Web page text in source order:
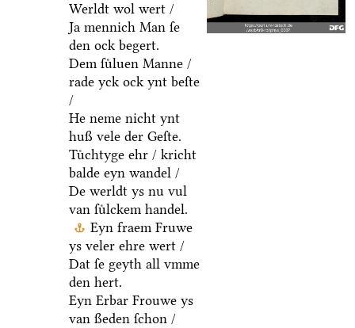
Werldt wol wert /
Ja mennich Man ſe
den ock begert.
Dem ſuͤluen Manne /
rade yck ock ynt beſte
/
He neme nicht ynt
huß vele der Geſte.
Tuͤchtyge ehr / kricht
balde eyn wandel /
De werldt ys nu vul
van ſuͤlckem handel.
Eyn fraem Fruwe
ys veler ehre wert /
Dat ſe geyth all vmme
den hert.
Eyn Erbar Frouwe ys
van ßeden ſchon /